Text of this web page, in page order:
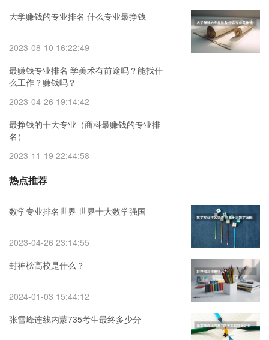
大学赚钱的专业排名 什么专业最挣钱
2023-08-10 16:22:49
最赚钱专业排名 学美术有前途吗？能找什
么工作？赚钱吗？
2023-04-26 19:14:42
最挣钱的十大专业（商科最赚钱的专业排
名）
2023-11-19 22:44:58
热点推荐
数学专业排名世界 世界十大数学强国
2023-04-26 23:14:55
封神榜高校是什么？
2024-01-03 15:44:12
张雪峰连线内蒙735考生最终多少分